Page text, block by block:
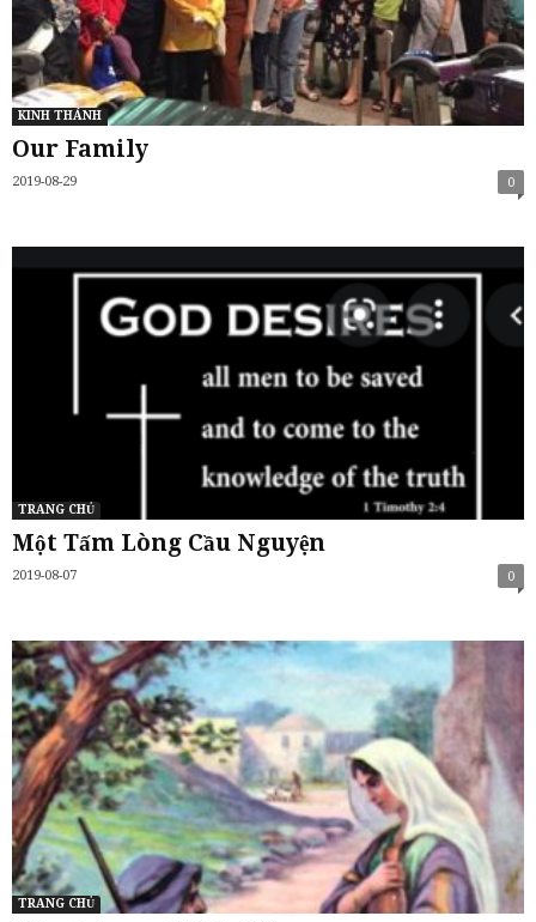
KINH THÁNH
Our Family
2019-08-29 0
TRANG CHỦ
Một Tấm Lòng Cầu Nguyện
2019-08-07 0
TRANG CHỦ